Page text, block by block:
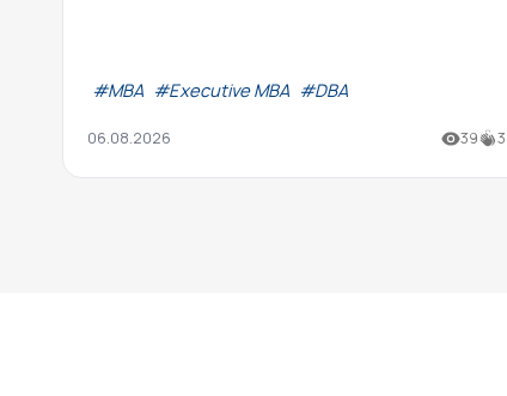
#МВА #Executive MBA #DBA
06.08.2026 39 3